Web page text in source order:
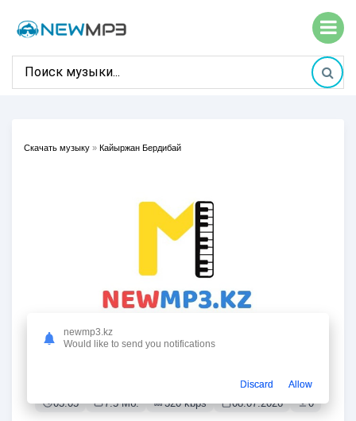
Скачать музыку » Кайыржан Бердибай
03:05 7.5 Мб. 320 kbps 08.07.2026 0
newmp3.kz
Would like to send you notifications
Discard Allow